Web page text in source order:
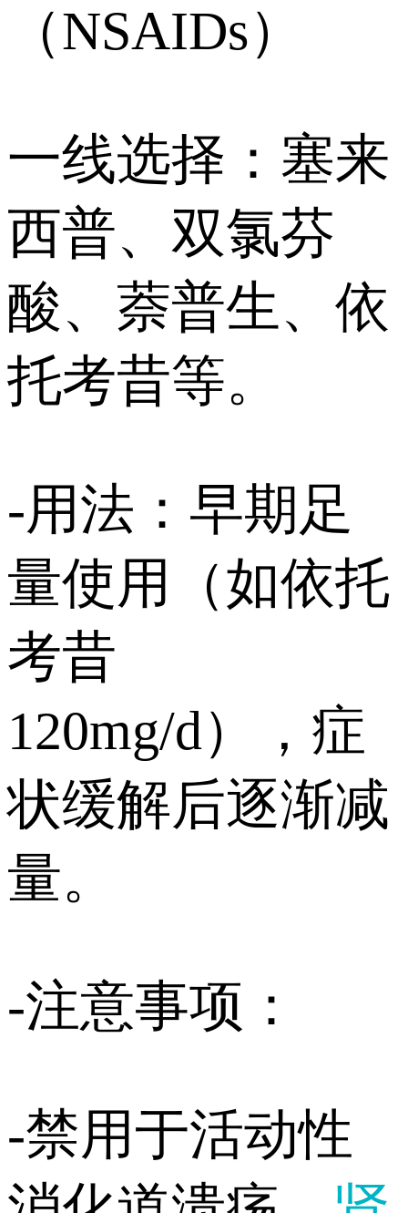
（NSAIDs）
一线选择：塞来
西普、双氯芬
酸、萘普生、依
托考昔等。
-用法：早期足
量使用（如依托
考昔
120mg/d），症
状缓解后逐渐减
量。
-注意事项：
-禁用于活动性